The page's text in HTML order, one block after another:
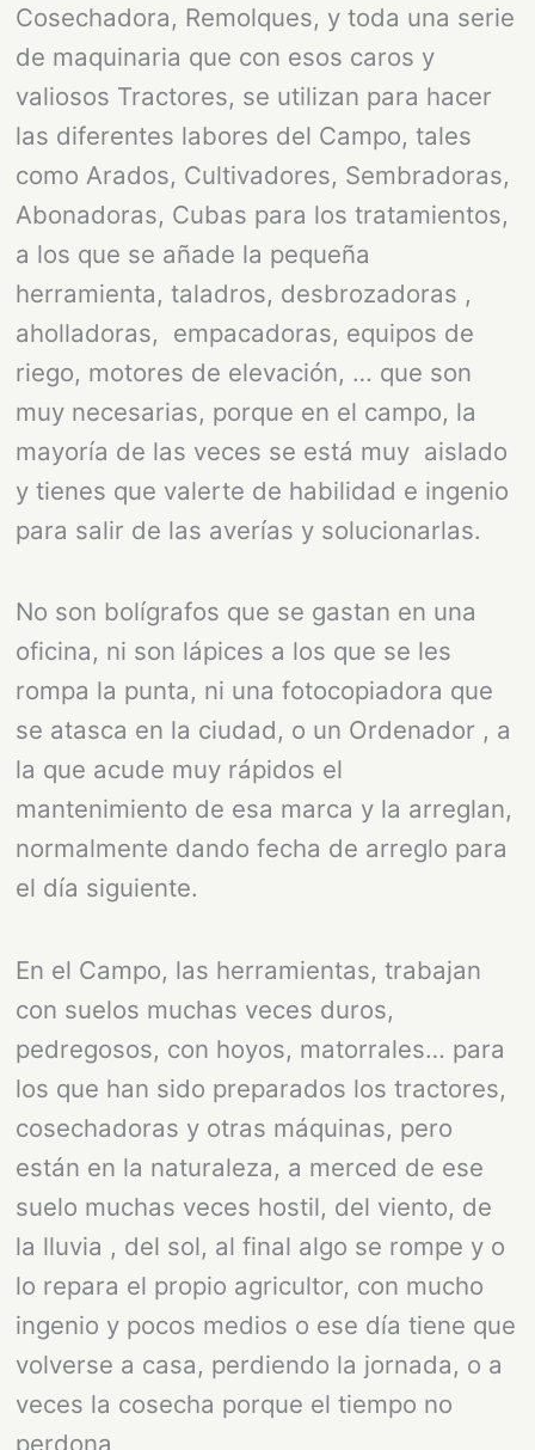
Cosechadora, Remolques, y toda una serie
de maquinaria que con esos caros y
valiosos Tractores, se utilizan para hacer
las diferentes labores del Campo, tales
como Arados, Cultivadores, Sembradoras,
Abonadoras, Cubas para los tratamientos,
a los que se añade la pequeña
herramienta, taladros, desbrozadoras ,
aholladoras, empacadoras, equipos de
riego, motores de elevación, … que son
muy necesarias, porque en el campo, la
mayoría de las veces se está muy aislado
y tienes que valerte de habilidad e ingenio
para salir de las averías y solucionarlas.
No son bolígrafos que se gastan en una
oficina, ni son lápices a los que se les
rompa la punta, ni una fotocopiadora que
se atasca en la ciudad, o un Ordenador , a
la que acude muy rápidos el
mantenimiento de esa marca y la arreglan,
normalmente dando fecha de arreglo para
el día siguiente.
En el Campo, las herramientas, trabajan
con suelos muchas veces duros,
pedregosos, con hoyos, matorrales… para
los que han sido preparados los tractores,
cosechadoras y otras máquinas, pero
están en la naturaleza, a merced de ese
suelo muchas veces hostil, del viento, de
la lluvia , del sol, al final algo se rompe y o
lo repara el propio agricultor, con mucho
ingenio y pocos medios o ese día tiene que
volverse a casa, perdiendo la jornada, o a
veces la cosecha porque el tiempo no
perdona